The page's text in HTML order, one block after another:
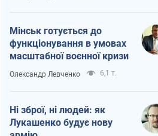
Мінськ готується до
функціонування в умовах
масштабної воєнної кризи
Олександр Левченко 6,1 т.
Ні зброї, ні людей: як
Лукашенко будує нову